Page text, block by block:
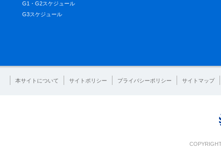
G1・G2スケジュール
G3スケジュール
本サイトについて サイトポリシー プライバシーポリシー サイトマップ